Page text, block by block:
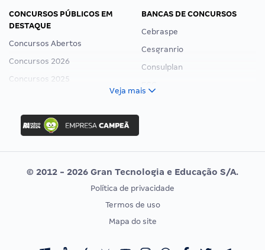
CONCURSOS PÚBLICOS EM
DESTAQUE
Concursos Abertos
Concursos 2026
Concursos 2025
Concurso Ibama
Concurso MPU
Editais publicados
BANCAS DE CONCURSOS
Cebraspe
Cesgranrio
Consulplan
Vunesp
CONCURSOS POR PROFISSÃO
Concursos Fiscais
EXAME DE ORDEM
Calendário OAB
Veja mais
© 2012 - 2026 Gran Tecnologia e Educação S/A.
Política de privacidade
Termos de uso
Mapa do site